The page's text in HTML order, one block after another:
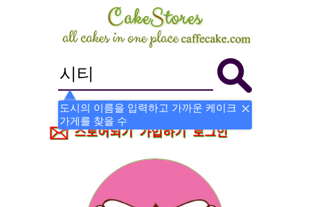
도시의 이름을 입력하고 가까운 케이크
가게를 찾을 수
스토어되기 가입하기 로그인